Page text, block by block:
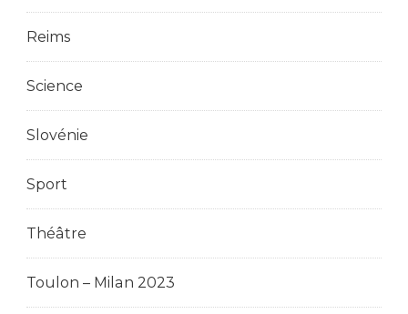
Reims
Science
Slovénie
Sport
Théâtre
Toulon – Milan 2023